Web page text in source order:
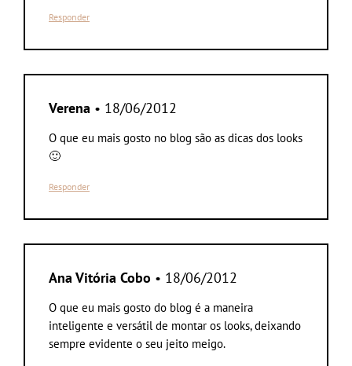
Responder
Verena • 18/06/2012
O que eu mais gosto no blog são as dicas dos looks
🙂
Responder
Ana Vitória Cobo • 18/06/2012
O que eu mais gosto do blog é a maneira
inteligente e versátil de montar os looks, deixando
sempre evidente o seu jeito meigo.